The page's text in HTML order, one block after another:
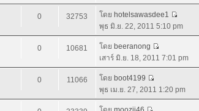
0 32753 โดย hotelsawasdee1
พุธ มิ.ย. 22, 2011 5:10 pm
0 10681 โดย beeranong
เสาร์ มิ.ย. 18, 2011 7:01 pm
0 11066 โดย boot4199
พุธ เม.ย. 27, 2011 1:20 pm